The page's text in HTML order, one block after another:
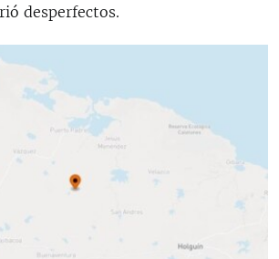
desperfectos.